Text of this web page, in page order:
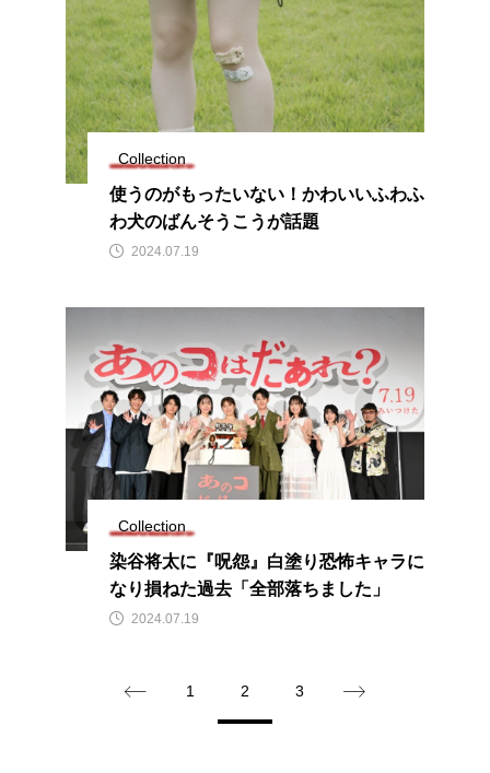
Collection
使うのがもったいない！かわいいふわふ
わ犬のばんそうこうが話題
2024.07.19
Collection
染⾕将太に『呪怨』白塗り恐怖キャラに
なり損ねた過去「全部落ちました」
2024.07.19
1 2 3